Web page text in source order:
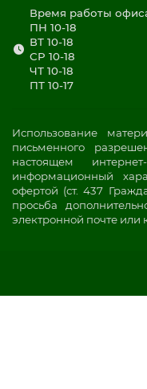
Время работы
ПН 10-18
ВТ 10-18
СР 10-18
ЧТ 10-18
ПТ 10-17
Использование
письменного
настоящем
информационный
офертой (ст. 437
просьба
электронной почте или